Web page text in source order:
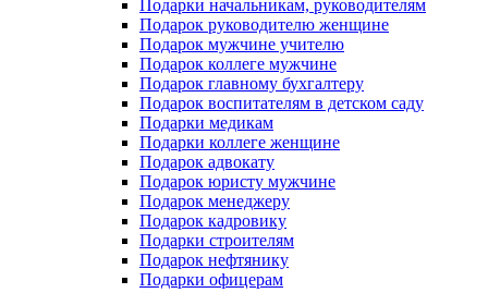
Подарки начальникам, руководителям
Подарок руководителю женщине
Подарок мужчине учителю
Подарок коллеге мужчине
Подарок главному бухгалтеру
Подарок воспитателям в детском саду
Подарки медикам
Подарки коллеге женщине
Подарок адвокату
Подарок юристу мужчине
Подарок менеджеру
Подарок кадровику
Подарки строителям
Подарок нефтянику
Подарки офицерам